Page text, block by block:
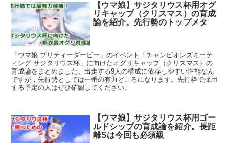
【ウマ娘】サジタリウス杯用オグ
リキャップ（クリスマス）の育成
論を紹介。先行勢のトップメタ
「ウマ娘 プリティーダービー」のイベント「チャンピオンズミーテ
ィング サジタリウス杯」に向けたオグリキャップ（クリスマス）の
育成論をまとめました。出走する9人の構成に依存しやすい性能なん
ですが，先行勢としては一番の有力どころになります。先行枠で採用
する予定の人はぜひ確認してください。
【ウマ娘】サジタリウス杯用ゴー
ルドシップの育成論を紹介。長距
離Sは今回も必須級